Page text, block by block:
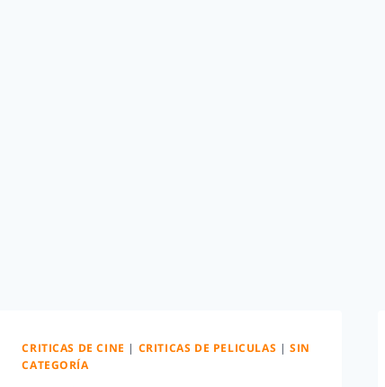
CRITICAS DE CINE | CRITICAS DE PELICULAS | SIN
CATEGORÍA